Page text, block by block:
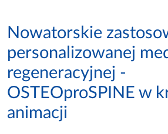
Nowatorskie
personalizowanej
regeneracyjnej -
OSTEOproSPINE w
animacji